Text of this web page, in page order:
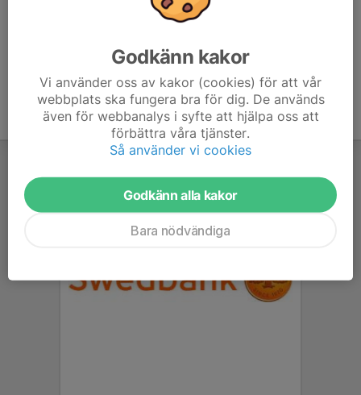
Godkänn kakor
Vi använder oss av kakor (cookies) för att vår
webbplats ska fungera bra för dig. De används
även för webbanalys i syfte att hjälpa oss att
förbättra våra tjänster.
Så använder vi cookies
Godkänn alla kakor
Bara nödvändiga